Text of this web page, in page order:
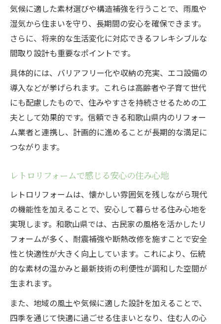
気候に適した素材選びや構造補強を行うことで、雨風や
湿気から住まいを守り、長期間の安心を確保できます。
さらに、将来的な生活変化に対応できるフレキシブルな
間取り設計も重要なポイントです。
具体的には、バリアフリー化や収納の充実、エコ設備の
導入などが挙げられます。これらは高齢者や子育て世代
にも配慮したもので、住みやすさを持続させるための工
夫として効果的です。信頼できる和歌山県内のリフォー
ム業者と連携し、計画的に進めることが長期的な満足に
つながります。
レトロリフォームで感じる安心の住み心地
レトロリフォームは、懐かしい雰囲気を残しながら現代
の機能性を加えることで、安心して暮らせる住み心地を
実現します。和歌山県では、古民家の風格を活かしたリ
フォームが多く、耐震補強や断熱改修を施すことで安全
性と快適性が大きく向上しています。これにより、伝統
的な素材の温かみと最新技術の利便性が調和した空間が
生まれます。
また、地域の風土や気候に適した設計を加えることで、
四季を通じて快適に過ごせる住まいとなり、住む人の心